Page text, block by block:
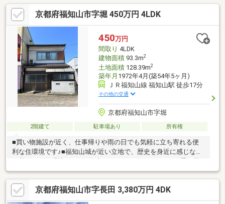
■フレッシュバザール福知山東野パーク店：徒歩約8分■ローソン
福知山石原店：徒歩約7分◆ホームライフ不動産◆当日の内覧・
ご見学もご相談ください♪メールやお電話でも各種ご相談を承って
おります！『お家探し』『ご売却』『リフォーム』『新築』など
のご相談は『アーキホームライフ不動産』におまかせ下さい！
京都府福知山市字堀 450万円 4LDK
450万円
間取り 4LDK
建物面積93.3m2
土地面積128.39m2
築年月 1972年4月(築54年5ヶ月)
ＪＲ福知山線 福知山駅 徒歩17分
その他の交通
京都府福知山市字堀
2階建て 駐車場あり 所有権
■買い物施設が近く、仕事帰りや雨の日でも気軽に立ち寄れる便
利な住環境です♪■福知山城が近い立地で、歴史を身近に感じなが
景を楽しめます♪○アーキホームライフ福知山中央店では福知山
市・綾部市を中心に、地域密着ナンバー１を目指しています！○
家を買いたい・売りたい・リフォームしたいお客様にたくさんの
情報を迅速に提供いたします！○物件情報・住宅ローンetc...どん
京都府福知山市字長田 3,380万円 4DK